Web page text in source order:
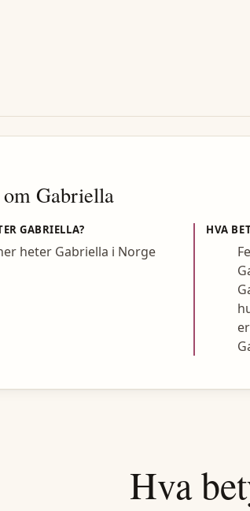
Gabriella
GABRIELLA?
heter Gabriella i Norge
HVA
Hva